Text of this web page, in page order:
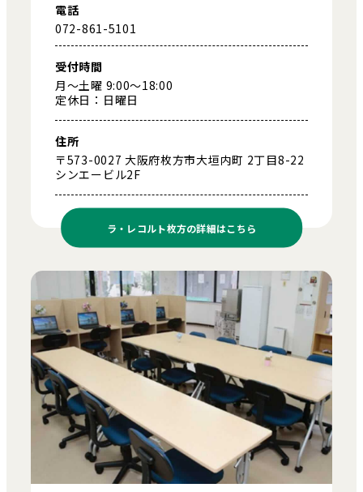
電話
072-861-5101
受付時間
月～土曜 9:00～18:00
定休日：日曜日
住所
〒573-0027 大阪府枚方市大垣内町 2丁目8-22
シンエービル2F
ラ・レコルト枚方の詳細はこちら